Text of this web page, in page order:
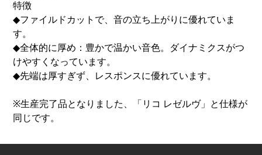
特徴
◆ファイルドカットで、音の立ち上がりに優れていま
す。
◆全体的に厚め：豊かで温かい音色。ダイナミクスがつ
けやすくなっています。
◆先端は厚すぎず、レスポンスに優れています。
※生産完了品となりました、「リコ レゼルヴ」と仕様が
同じです。